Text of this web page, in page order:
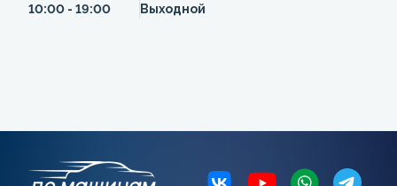
10:00 - 19:00
Выходной